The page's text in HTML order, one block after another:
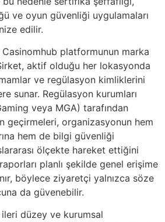
ve oyun güvenliği uygulamaları
edilir.
Casinomhub platformunun marka
Şirket, aktif olduğu her lokasyonda
ve regülasyon kimliklerini
sunar. Regülasyon kurumları
veya MGA) tarafından
geçirmeleri, organizasyonun hem
hem de bilgi güvenliği
ölçekte hareket ettiğini
planlı şekilde genel erişime
böylece ziyaretçi yalnızca söze
da güvenebilir.
düzey ve kurumsal